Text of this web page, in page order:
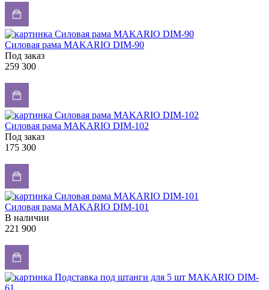
Силовая рама MAKARIO DIM-90
Под заказ
259 300
Силовая рама MAKARIO DIM-102
Под заказ
175 300
Силовая рама MAKARIO DIM-101
В наличии
221 900